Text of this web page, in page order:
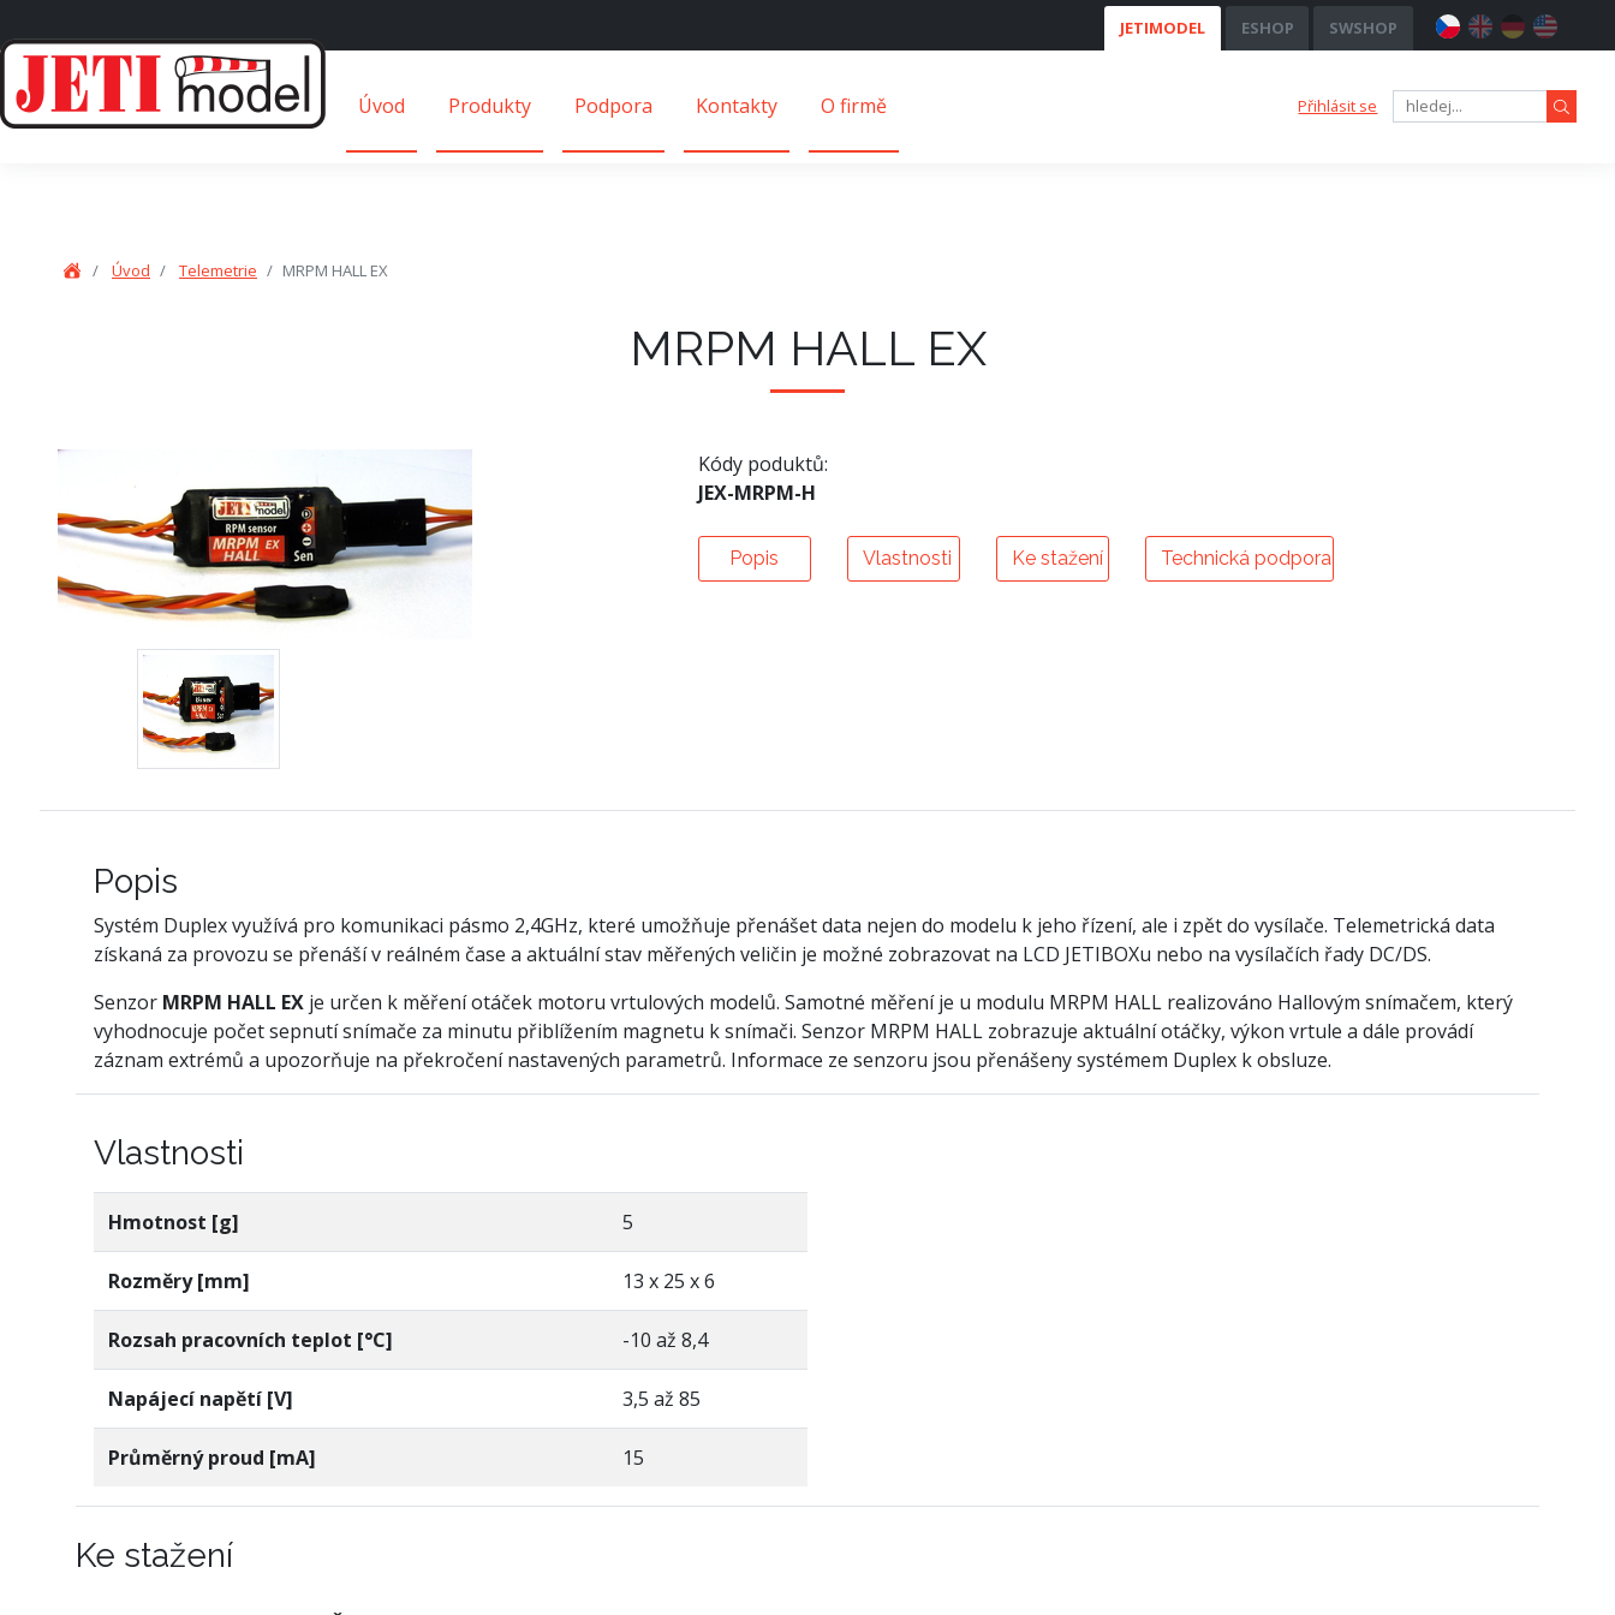
JETIMODEL ESHOP SWSHOP
Úvod Produkty Podpora Kontakty O firmě Přihlásit se
Úvod Telemetrie MRPM HALL EX
MRPM HALL EX
Kódy poduktů:
JEX-MRPM-H
Popis Vlastnosti Ke stažení Technická podpora
Popis
Systém Duplex využívá pro komunikaci pásmo 2,4GHz, které umožňuje přenášet data nejen do modelu k jeho řízení, ale i zpět do vysílače. Telemetrická data
získaná za provozu se přenáší v reálném čase a aktuální stav měřených veličin je možné zobrazovat na LCD JETIBOXu nebo na vysílačích řady DC/DS.
Senzor MRPM HALL EX je určen k měření otáček motoru vrtulových modelů. Samotné měření je u modulu MRPM HALL realizováno Hallovým snímačem, který
vyhodnocuje počet sepnutí snímače za minutu přiblížením magnetu k snímači. Senzor MRPM HALL zobrazuje aktuální otáčky, výkon vrtule a dále provádí
záznam extrémů a upozorňuje na překročení nastavených parametrů. Informace ze senzoru jsou přenášeny systémem Duplex k obsluze.
Vlastnosti
Hmotnost [g] 5
Rozměry [mm] 13 x 25 x 6
Rozsah pracovních teplot [°C] -10 až 8,4
Napájecí napětí [V] 3,5 až 85
Průměrný proud [mA] 15
Ke stažení